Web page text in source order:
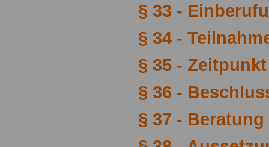
§ 33 -
§ 34 -
§ 35 -
§ 36 -
§ 37 -